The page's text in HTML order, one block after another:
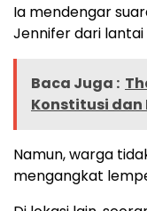
Ia mendengar
Jennifer dari lantai
Baca Juga :
Konstitusi dan
Namun, warga
mengangkat